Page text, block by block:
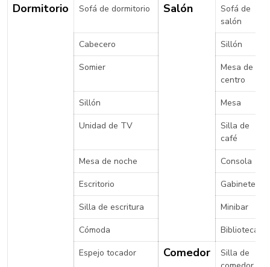
Dormitorio
Sofá de dormitorio Salón
Sofá de
salón
Cabecero
Sillón
Somier
Mesa de
centro
Sillón
Mesa
Unidad de TV
Silla de
café
Mesa de noche
Consola
Escritorio
Gabinete
Silla de escritura
Minibar
Cómoda
Biblioteca
Espejo tocador
Comedor
Silla de